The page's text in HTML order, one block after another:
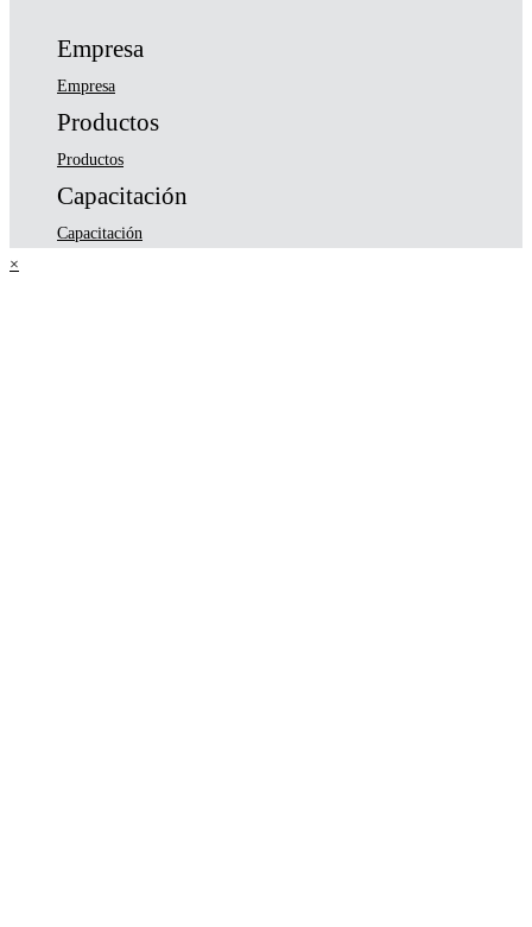
Empresa
Empresa
Productos
Productos
Capacitación
Capacitación
×